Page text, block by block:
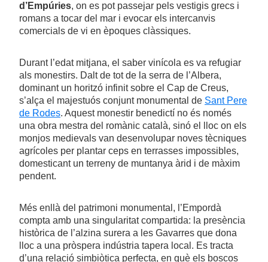
d’Empúries, on es pot passejar pels vestigis grecs i
romans a tocar del mar i evocar els intercanvis
comercials de vi en èpoques clàssiques.
Durant l’edat mitjana, el saber vinícola es va refugiar
als monestirs. Dalt de tot de la serra de l’Albera,
dominant un horitzó infinit sobre el Cap de Creus,
s’alça el majestuós conjunt monumental de Sant Pere
de Rodes. Aquest monestir benedictí no és només
una obra mestra del romànic català, sinó el lloc on els
monjos medievals van desenvolupar noves tècniques
agrícoles per plantar ceps en terrasses impossibles,
domesticant un terreny de muntanya àrid i de màxim
pendent.
Més enllà del patrimoni monumental, l’Empordà
compta amb una singularitat compartida: la presència
històrica de l’alzina surera a les Gavarres que dona
lloc a una pròspera indústria tapera local. Es tracta
d’una relació simbiòtica perfecta, en què els boscos